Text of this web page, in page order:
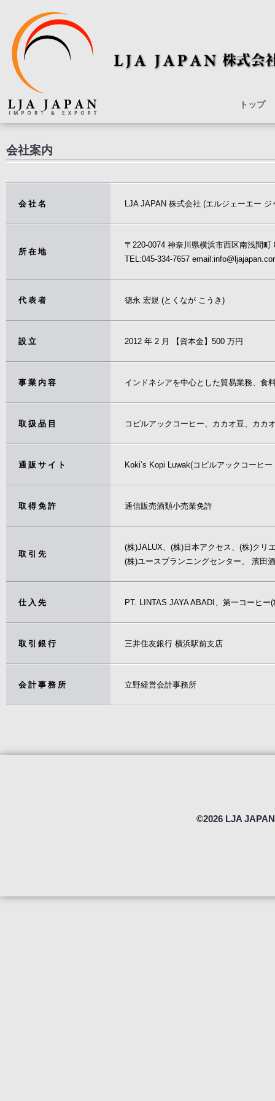
トップ
会社案内
会社名 LJA JAPAN 株式会社 (エルジェーエー ジ
所在地
〒220-0074 神奈川県横浜市西区南浅間町
TEL:045-334-7657
代表者 德永 宏規 (とくなが こうき)
設立 2012 年 2 月 【資本金】500 万円
事業内容 インドネシアを中心とした貿易業務、食
取扱品目 コピルアックコーヒー、カカオ豆、カカ
通販サイト Koki’s Kopi Luwak(コピルアックコーヒ
取得免許 通信販売酒類小売業免許
取引先
(株)JALUX、(株)日本アクセス、(株)クリ
(株)ユースプランニングセンター、 濱田
仕入先 PT. LINTAS JAYA ABADI、第一コーヒ
取引銀行 三井住友銀行 横浜駅前支店
会計事務所 立野経営会計事務所
©2026 LJA